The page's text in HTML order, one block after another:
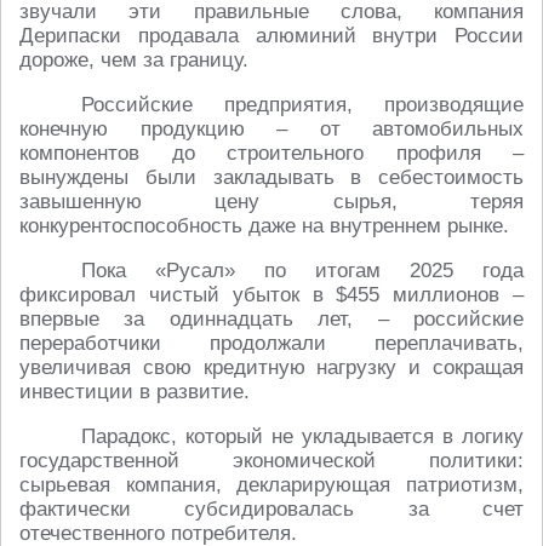
звучали эти правильные слова, компания
Дерипаски продавала алюминий внутри России
дороже, чем за границу.
Российские предприятия, производящие
конечную продукцию – от автомобильных
компонентов до строительного профиля –
вынуждены были закладывать в себестоимость
завышенную цену сырья, теряя
конкурентоспособность даже на внутреннем рынке.
Пока «Русал» по итогам 2025 года
фиксировал чистый убыток в $455 миллионов –
впервые за одиннадцать лет, – российские
переработчики продолжали переплачивать,
увеличивая свою кредитную нагрузку и сокращая
инвестиции в развитие.
Парадокс, который не укладывается в логику
государственной экономической политики:
сырьевая компания, декларирующая патриотизм,
фактически субсидировалась за счет
отечественного потребителя.